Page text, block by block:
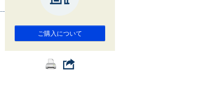
ご購入について